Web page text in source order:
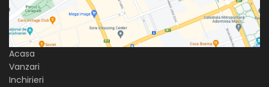
Acasa
Vanzari
Inchirieri